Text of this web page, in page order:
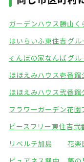
ガーデンハウス勝山
はいらいふ東住吉 グ
そんぽの家なんばグル
ほほえみハウス壱番館
ほほえみハウス弐番館
フラワーガーデン花園
ピースフリー東住吉弐
リベルテ加島
花楽